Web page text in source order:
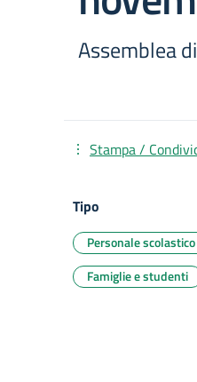
Assemblea
Stampa /
Tipo
Personale scolastico
Famiglie e studenti